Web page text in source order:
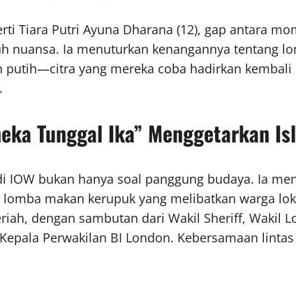
Tiara Putri Ayuna Dharana (12), gap antara
nuansa. Ia menuturkan kenangannya tentang
yang mereka coba hadirkan kembali
Tunggal Ika” Menggetarkan
IOW bukan hanya soal panggung budaya. Ia
makan kerupuk yang melibatkan warga
dengan sambutan dari Wakil Sheriff, Wakil
Perwakilan BI London. Kebersamaan